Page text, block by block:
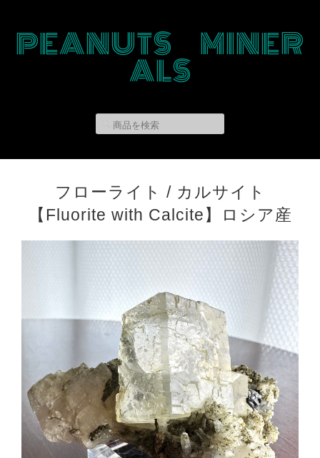
PEANUTS MINER
ALS
フローライト / カルサイト
【Fluorite with Calcite】ロシア産